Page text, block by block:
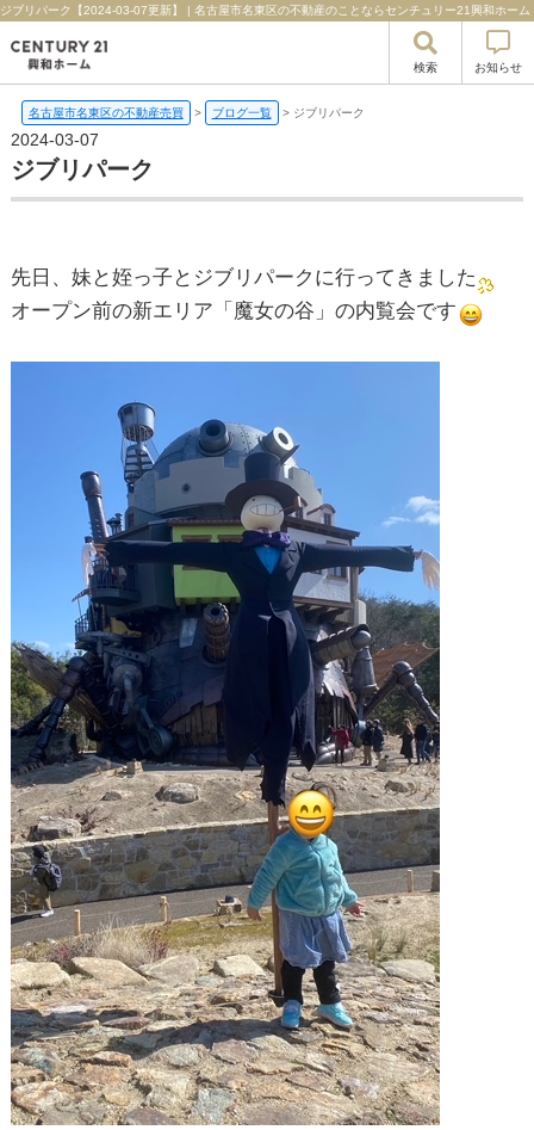
ジブリパーク【2024-03-07更新】 | 名古屋市名東区の不動産のことならセンチュリー21興和ホーム
検索 お知らせ
名古屋市名東区の不動産売買 > ブログ一覧 > ジブリパーク
2024-03-07
ジブリパーク
先日、妹と姪っ子とジブリパークに行ってきました
オープン前の新エリア「魔女の谷」の内覧会です